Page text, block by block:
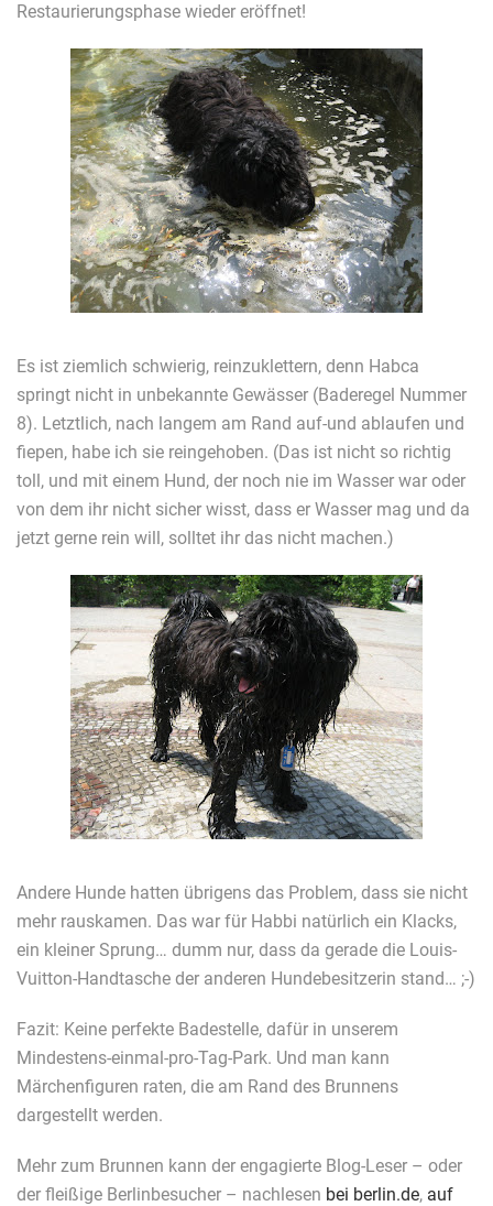
Restaurierungsphase wieder eröffnet!
Es ist ziemlich schwierig, reinzuklettern, denn Habca
springt nicht in unbekannte Gewässer (Baderegel Nummer
8). Letztlich, nach langem am Rand auf-und ablaufen und
fiepen, habe ich sie reingehoben. (Das ist nicht so richtig
toll, und mit einem Hund, der noch nie im Wasser war oder
von dem ihr nicht sicher wisst, dass er Wasser mag und da
jetzt gerne rein will, solltet ihr das nicht machen.)
Andere Hunde hatten übrigens das Problem, dass sie nicht
mehr rauskamen. Das war für Habbi natürlich ein Klacks,
ein kleiner Sprung… dumm nur, dass da gerade die Louis-
Vuitton-Handtasche der anderen Hundebesitzerin stand… ;-)
Fazit: Keine perfekte Badestelle, dafür in unserem
Mindestens-einmal-pro-Tag-Park. Und man kann
Märchenfiguren raten, die am Rand des Brunnens
dargestellt werden.
Mehr zum Brunnen kann der engagierte Blog-Leser – oder
der fleißige Berlinbesucher – nachlesen bei berlin.de, auf